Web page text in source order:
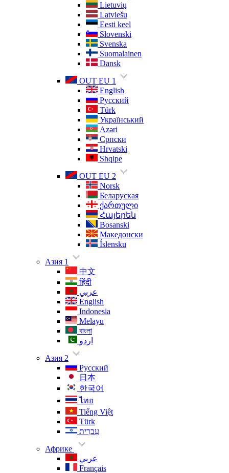
Lietuvių
Latviešu
Eesti keel
Slovenski
Svenska
Suomalainen
Dansk
OUT EU 1
English
Русский
Türk
Український
Azəri
Српски
Hrvatski
Shqipe
OUT EU 2
Norsk
Беларуская
ქართული
Հայերեն
Bosanski
Македонски
Íslensku
Азия 1
中文
हिंदी
عربي
English
Indonesia
Melayu
বাংলা
اردو
Азия 2
Русский
日本
한국어
ไทย
Tiếng Việt
Türk
עִברִית
Африке
عربي
Français